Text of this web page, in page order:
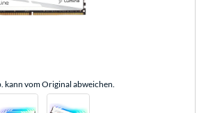
kann vom Original abweichen.